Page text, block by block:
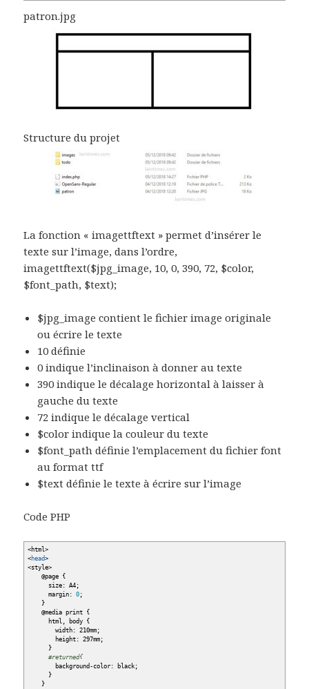
patron.jpg
Structure du projet
La fonction « imagettftext » permet d’insérer le
texte sur l’image, dans l’ordre,
imagettftext($jpg_image, 10, 0, 390, 72, $color,
$font_path, $text);
$jpg_image contient le fichier image originale
ou écrire le texte
10 définie
0 indique l’inclinaison à donner au texte
390 indique le décalage horizontal à laisser à
gauche du texte
72 indique le décalage vertical
$color indique la couleur du texte
$font_path définie l’emplacement du fichier font
au format ttf
$text définie le texte à écrire sur l’image
Code PHP
<html>
<head>
<style>
@page {
size: A4;
margin:0 ;
}
@media print {
html, body {
width: 210mm;
height: 297mm;
}
#returned{
background-color: black;
}
}